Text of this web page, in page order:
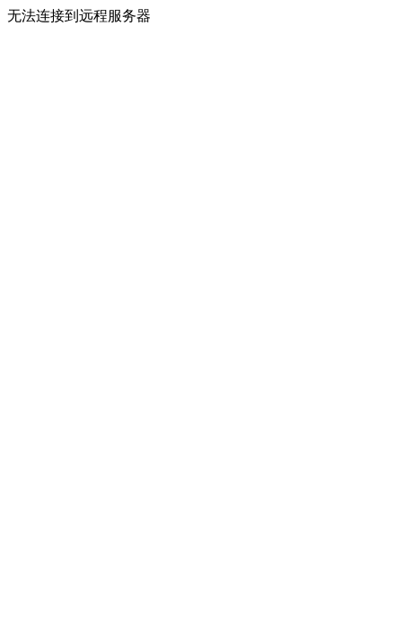
无法连接到远程服务器